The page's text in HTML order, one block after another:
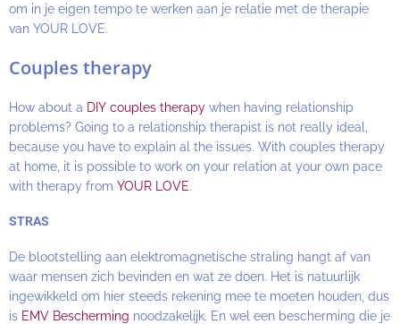
om in je eigen tempo te werken aan je relatie met de therapie
van YOUR LOVE.
Couples therapy
How about a DIY couples therapy when having relationship
problems? Going to a relationship therapist is not really ideal,
because you have to explain al the issues. With couples therapy
at home, it is possible to work on your relation at your own pace
with therapy from YOUR LOVE.
STRAS
De blootstelling aan elektromagnetische straling hangt af van
waar mensen zich bevinden en wat ze doen. Het is natuurlijk
ingewikkeld om hier steeds rekening mee te moeten houden, dus
is EMV Bescherming noodzakelijk. En wel een bescherming die je